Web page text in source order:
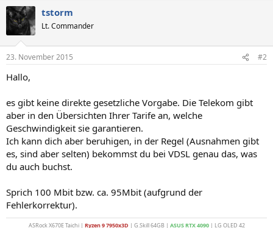
tstorm
Lt. Commander
23. November 2015 #2
Hallo,
es gibt keine direkte gesetzliche Vorgabe. Die Telekom gibt
aber in den Übersichten Ihrer Tarife an, welche
Geschwindigkeit sie garantieren.
Ich kann dich aber beruhigen, in der Regel (Ausnahmen gibt
es, sind aber selten) bekommst du bei VDSL genau das, was
du auch buchst.
Sprich 100 Mbit bzw. ca. 95Mbit (aufgrund der
Fehlerkorrektur).
ASRock X670E Taichi | Ryzen 9 7950x3D | G.Skill 64GB | ASUSRTX 4090| LG OLED 42